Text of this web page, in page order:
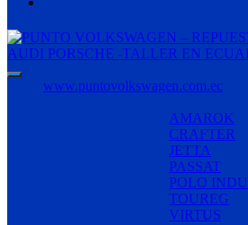
www.puntovolkswagen.com.ec
AMAROK
CRAFTER
JETTA
PASSAT
POLO INDU
TOUREG
VIRTUS